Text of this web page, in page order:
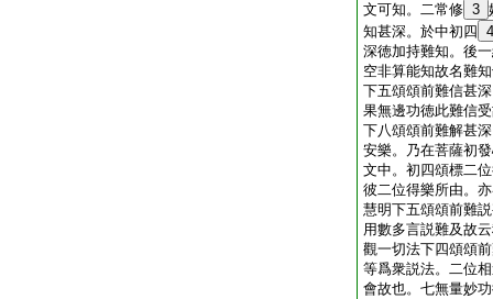
文可知。二常修 3
知甚深。於中初四 4
深徳加持難知。後
空非算能知故名難
下五頌頌前難信甚
果無邊功徳此難信
下八頌頌前難解甚
安樂。乃在菩薩初
文中。初四頌標二
彼二位得樂所由。
慧明下五頌頌前難
用數多言説難及故
觀一切法下四頌頌
等爲衆説法。二位
會故也。七無量妙